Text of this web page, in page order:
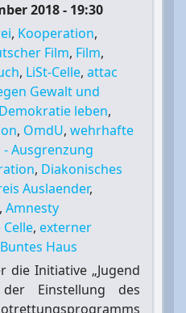
2018 - 19:30
, Kooperation,
Film, Film,
, LiSt-Celle, attac
Gewalt und
Demokratie leben,
, OmdU, wehrhafte
Ausgrenzung
, Diakonisches
Auslaender,
Amnesty
, externer
Buntes Haus
die Initiative „Jugend
Einstellung des